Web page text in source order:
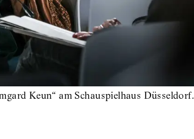
Keun“ am Schauspielhaus Düsseldorf.